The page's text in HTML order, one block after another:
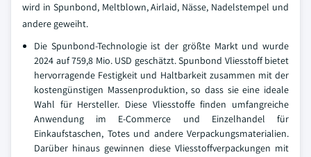
wird in Spunbond, Meltblown, Airlaid, Nässe, Nadelstempel und
andere geweiht.
Die Spunbond-Technologie ist der größte Markt und wurde
2024 auf 759,8 Mio. USD geschätzt. Spunbond Vliesstoff bietet
hervorragende Festigkeit und Haltbarkeit zusammen mit der
kostengünstigen Massenproduktion, so dass sie eine ideale
Wahl für Hersteller. Diese Vliesstoffe finden umfangreiche
Anwendung im E-Commerce und Einzelhandel für
Einkaufstaschen, Totes und andere Verpackungsmaterialien.
Darüber hinaus gewinnen diese Vliesstoffverpackungen mit